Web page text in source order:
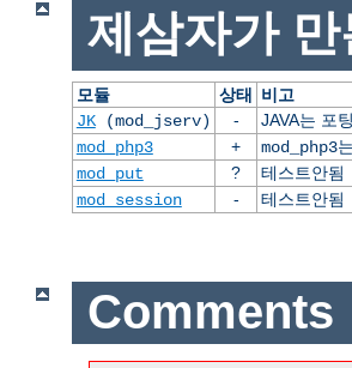
제삼자가
모듈 상태 비고
JK(mod_jserv) -
JAVA는 포
mod_php3
+ mod_php3
mod_put
?
테스트안됨
mod_session
- 테스트안됨
Comments